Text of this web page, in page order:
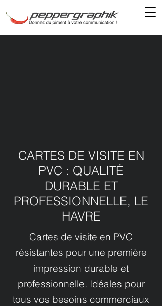
CARTES DE VISITE EN
PVC : QUALITÉ
DURABLE ET
PROFESSIONNELLE, LE
HAVRE
Cartes de visite en PVC
résistantes pour une première
impression durable et
professionnelle. Idéales pour
tous vos besoins commerciaux